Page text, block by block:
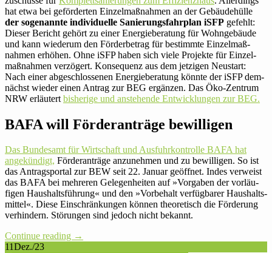
hat etwa bei geför­derten Ein­zel­maß­nahmen an der Gebäu­de­hülle
der soge­nannte indi­vi­du­elle Sanie­rungs­fahr­plan iSFP gefehlt:
Dieser Bericht gehört zu einer Energie­beratung für Wohn­ge­bäude
und kann wie­derum den För­der­be­trag für bestimmte Ein­zel­maß­
nahmen erhöhen. Ohne iSFP haben sich viele Pro­jekte für Ein­zel­
maß­nahmen ver­zö­gert. Kon­se­quenz aus dem jet­zigen Neu­start:
Nach einer abge­schlos­senen Energie­beratung könnte der iSFP dem­
nächst wieder einen Antrag zur BEG ergänzen. Das Öko-Zentrum
NRW erläu­tert bis­he­rige und anste­hende Ent­wick­lungen zur BEG.
BAFA will För­der­an­träge bewilligen
Das Bun­desamt für Wirt­schaft und Aus­fuhr­kon­trolle BAFA hat
ange­kün­digt, För­der­an­träge anzu­nehmen und zu bewil­ligen. So ist
das Antrag­sportal zur BEW seit 22. Januar geöffnet. Indes ver­weist
das BAFA bei meh­reren Gele­gen­heiten auf »Vor­gaben der vor­läu­
figen Haus­halts­füh­rung« und den »Vor­be­halt ver­füg­barer Haus­halts­
mittel«. Diese Ein­schrän­kungen können theo­re­tisch die För­de­rung
ver­hin­dern. Stö­rungen sind jedoch nicht bekannt.
Con­tinue reading →
11Dez./23